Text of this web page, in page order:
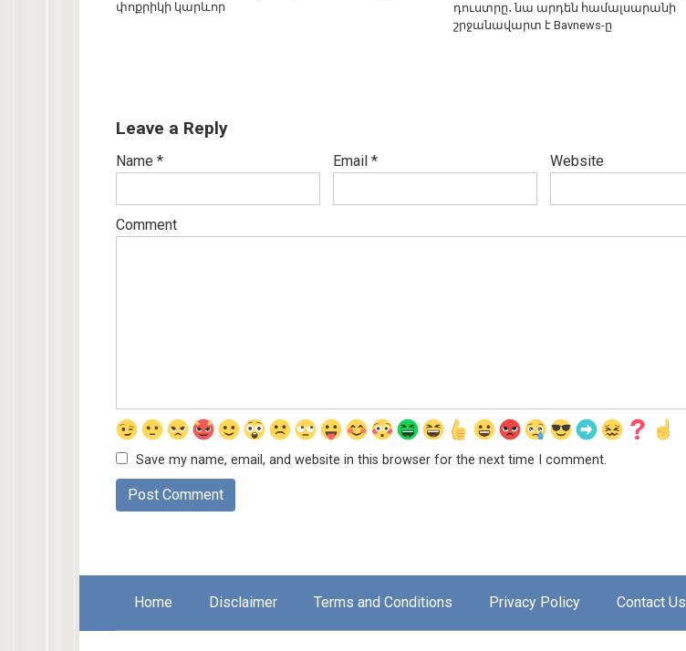
փոքրիկի կարևոր
դուստրը․ նա արդեն համալսարանի
շրջանավարտ է Bavnews-ը
Leave a Reply
Name * Email * Website
Comment
Save my name, email, and website in this browser for the next time I comment.
Home Disclaimer Terms and Conditions Privacy Policy Contact Us